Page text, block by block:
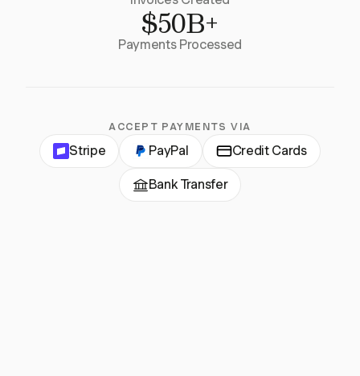
$50B+
Payments Processed
ACCEPT PAYMENTS VIA
Stripe PayPal Credit Cards
Bank Transfer